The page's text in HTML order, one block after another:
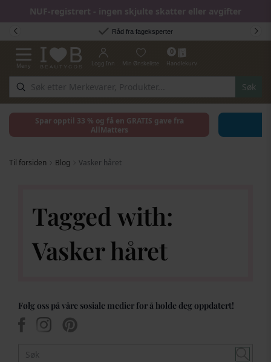
NUF-registrert - ingen skjulte skatter eller avgifter
Hopp til innhold
Råd fra fageksperter
Toggle Nav
Meny
Søk
Logg Inn Min Ønskeliste
0
Handlekurv
Spar opptil 33 % og få en GRATIS gave fra
AllMatters
Til forsiden Blog Vasker håret
Tagged with:
Vasker håret
Følg oss på våre sosiale medier for å holde deg oppdatert!